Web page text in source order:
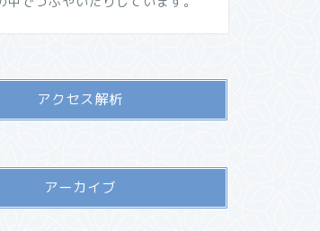
アクセス解析
アーカイブ